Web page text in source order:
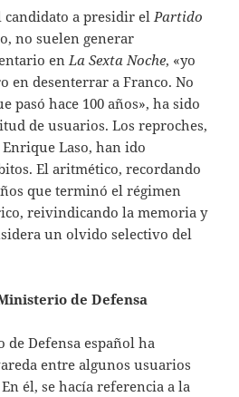
candidato a presidir elPartido
no suelen generar
enLa Sexta Noche, «yo
en desenterrar a Franco. No
pasó hace 100 años», ha sido
de usuarios. Los reproches,
Laso, han ido
El aritmético, recordando
que terminó el régimen
reivindicando la memoria y
un olvido selectivo del
de Defensa
Defensa español ha
entre algunos usuarios
él, se hacía referencia a la